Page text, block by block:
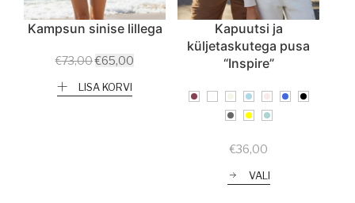
Kampsun sinise lillega
€73,00Algne
oli:
€65,00
LISA KORVI
Kapuutsi ja
küljetaskutega pusa
“Inspire”
€36,00
VALI